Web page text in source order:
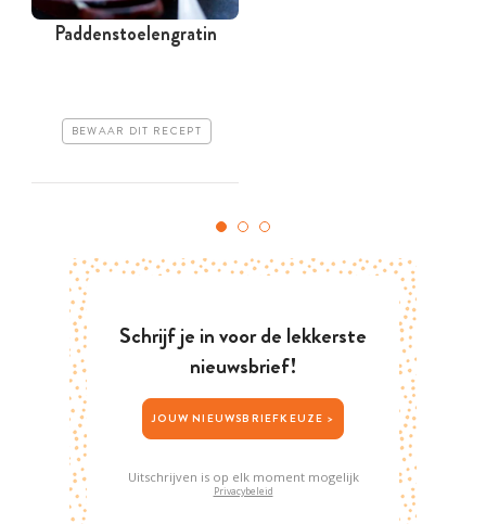
Paddenstoelengratin
BEWAAR DIT RECEPT
Schrijf je in voor de lekkerste
nieuwsbrief!
JOUW NIEUWSBRIEFKEUZE >
Uitschrijven is op elk moment mogelijk
Privacybeleid